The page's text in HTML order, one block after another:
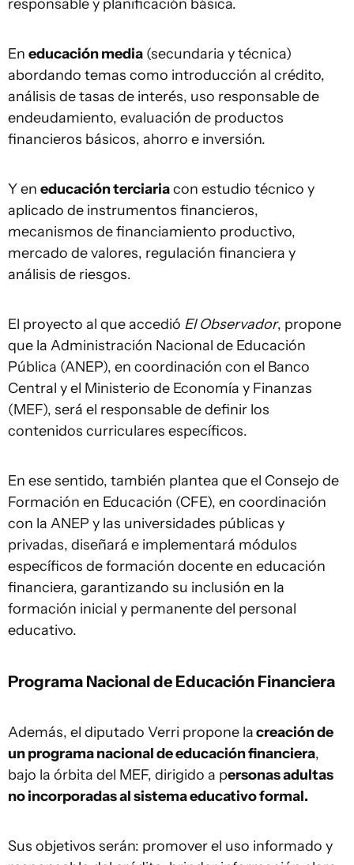
responsable y planificación básica.
En educación media (secundaria y técnica)
abordando temas como introducción al crédito,
análisis de tasas de interés, uso responsable de
endeudamiento, evaluación de productos
financieros básicos, ahorro e inversión.
Y en educación terciariacon estudio técnico y
aplicado de instrumentos financieros,
mecanismos de financiamiento productivo,
mercado de valores, regulación financiera y
análisis de riesgos.
El proyecto al que accedió El Observador, propone
que la Administración Nacional de Educación
Pública (ANEP), en coordinación con el Banco
Central y el Ministerio de Economía y Finanzas
(MEF), será el responsable de definir los
contenidos curriculares específicos.
En ese sentido, también plantea que el Consejo de
Formación en Educación (CFE), en coordinación
con la ANEP y las universidades públicas y
privadas, diseñará e implementará módulos
específicos de formación docente en educación
financiera, garantizando su inclusión en la
formación inicial y permanente del personal
educativo.
Programa Nacional de Educación Financiera
Además, el diputado Verri propone lacreación de
un programa nacional de educación financiera,
bajo la órbita del MEF, dirigido a personas adultas
no incorporadas al sistema educativo formal.
Sus objetivos serán: promover el uso informado y